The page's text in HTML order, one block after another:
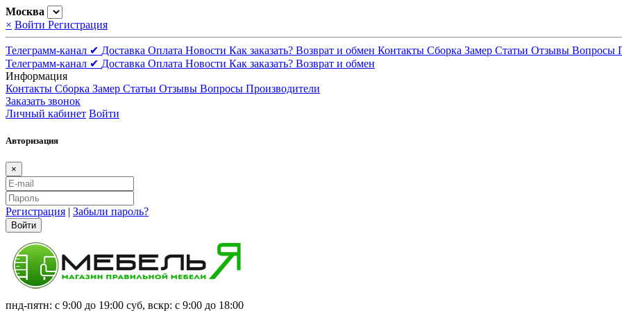
Москва
× Войти Регистрация
Телеграмм-канал ✔ Доставка Оплата Новости Как заказать? Возврат и обмен Контакты Сборка Замер Статьи Отзывы Вопросы
Телеграмм-канал ✔ Доставка Оплата Новости Как заказать? Возврат и обмен
Информация
Контакты Сборка Замер Статьи Отзывы Вопросы Производители
Заказать звонок
Личный кабинет Войти
Авторизация
×
Регистрация | Забыли пароль?
Войти
пнд-пятн: с 9:00 до 19:00 суб, вскр: с 9:00 до 18:00